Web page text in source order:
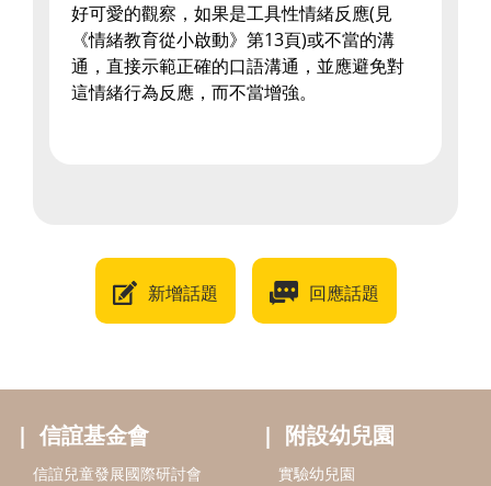
好可愛的觀察，如果是工具性情緒反應(見
《情緒教育從小啟動》第13頁)或不當的溝
通，直接示範正確的口語溝通，並應避免對
這情緒行為反應，而不當增強。
新增話題 回應話題
信誼基金會
信誼兒童發展國際研討會
附設幼兒園
實驗幼兒園